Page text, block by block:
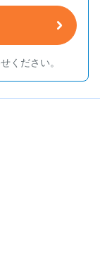
ください。